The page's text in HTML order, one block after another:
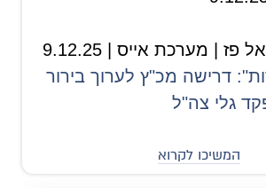
| מערכת אייס | 9.12.25
דרישה מכ"ץ לערוך בירור
גלי צה"ל
המשיכו לקרוא